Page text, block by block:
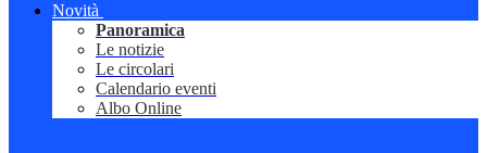
Novità
Panoramica
Le notizie
Le circolari
Calendario eventi
Albo Online